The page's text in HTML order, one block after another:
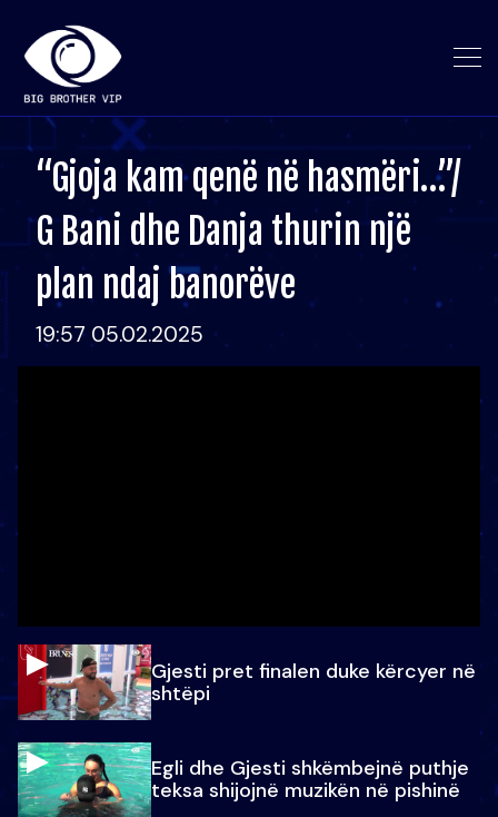
“Gjoja kam qenë në hasmëri…”/
G Bani dhe Danja thurin një
plan ndaj banorëve
19:57 05.02.2025
Gjesti pret finalen duke kërcyer në
shtëpi
Egli dhe Gjesti shkëmbejnë puthje
teksa shijojnë muzikën në pishinë